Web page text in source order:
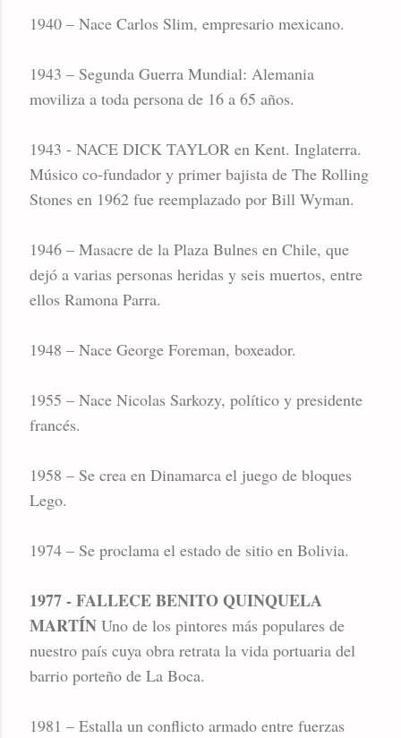
1940 – Nace Carlos Slim, empresario mexicano.
1943 – Segunda Guerra Mundial: Alemania
moviliza a toda persona de 16 a 65 años.
1943 - NACE DICK TAYLOR en Kent. Inglaterra.
Músico co-fundador y primer bajista de The Rolling
Stones en 1962 fue reemplazado por Bill Wyman.
1946 – Masacre de la Plaza Bulnes en Chile, que
dejó a varias personas heridas y seis muertos, entre
ellos Ramona Parra.
1948 – Nace George Foreman, boxeador.
1955 – Nace Nicolas Sarkozy, político y presidente
francés.
1958 – Se crea en Dinamarca el juego de bloques
Lego.
1974 – Se proclama el estado de sitio en Bolivia.
1977 - FALLECE BENITO QUINQUELA
MARTÍNUno de los pintores más populares de
nuestro país cuya obra retrata la vida portuaria del
barrio porteño de La Boca.
1981 – Estalla un conflicto armado entre fuerzas